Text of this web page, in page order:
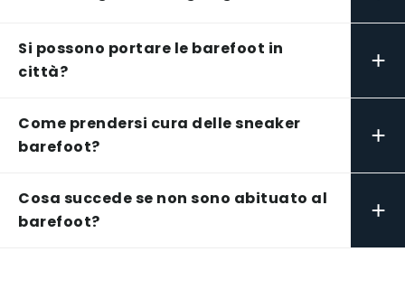
Si possono portare le barefoot in
città?
+
Come prendersi cura delle sneaker
barefoot?
+
Cosa succede se non sono abituato al
barefoot?
+